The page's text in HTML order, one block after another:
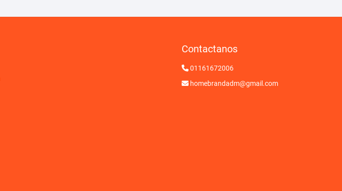
Contactanos
01161672006
homebrandadm@gmail.com